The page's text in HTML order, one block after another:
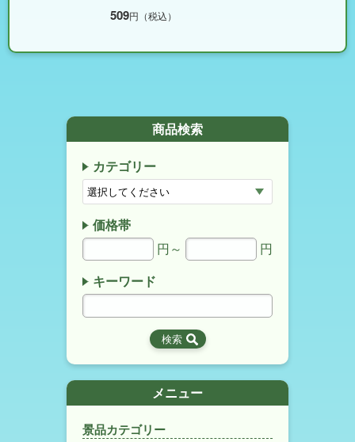
509円（税込）
商品検索
カテゴリー
価格帯
円～
円
キーワード
メニュー
景品カテゴリー